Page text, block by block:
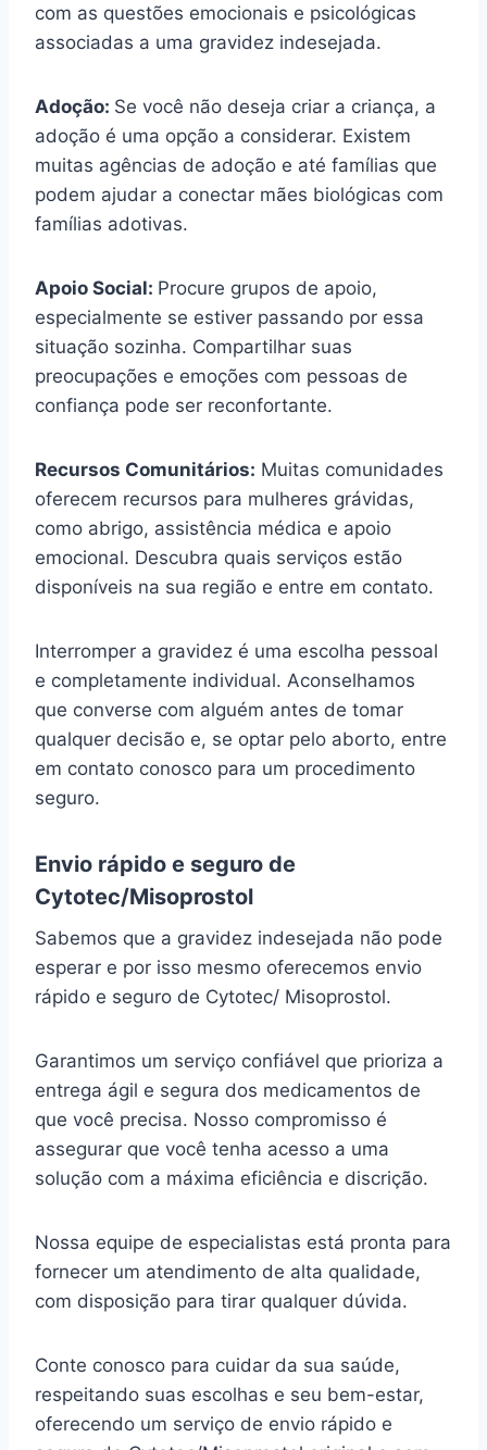
com as questões emocionais e psicológicas
associadas a uma gravidez indesejada.
Adoção: Se você não deseja criar a criança, a
adoção é uma opção a considerar. Existem
muitas agências de adoção e até famílias que
podem ajudar a conectar mães biológicas com
famílias adotivas.
Apoio Social: Procure grupos de apoio,
especialmente se estiver passando por essa
situação sozinha. Compartilhar suas
preocupações e emoções com pessoas de
confiança pode ser reconfortante.
Recursos Comunitários: Muitas comunidades
oferecem recursos para mulheres grávidas,
como abrigo, assistência médica e apoio
emocional. Descubra quais serviços estão
disponíveis na sua região e entre em contato.
Interromper a gravidez é uma escolha pessoal
e completamente individual. Aconselhamos
que converse com alguém antes de tomar
qualquer decisão e, se optar pelo aborto, entre
em contato conosco para um procedimento
seguro.
Envio rápido e seguro de
Cytotec/Misoprostol
Sabemos que a gravidez indesejada não pode
esperar e por isso mesmo oferecemos envio
rápido e seguro de Cytotec/ Misoprostol.
Garantimos um serviço confiável que prioriza a
entrega ágil e segura dos medicamentos de
que você precisa. Nosso compromisso é
assegurar que você tenha acesso a uma
solução com a máxima eficiência e discrição.
Nossa equipe de especialistas está pronta para
fornecer um atendimento de alta qualidade,
com disposição para tirar qualquer dúvida.
Conte conosco para cuidar da sua saúde,
respeitando suas escolhas e seu bem-estar,
oferecendo um serviço de envio rápido e